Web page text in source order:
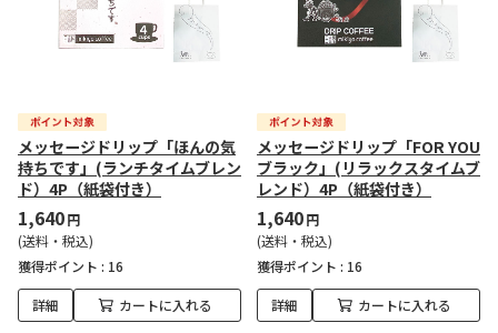
メッセージドリップ「ほんの気
持ちです」(ランチタイムブレン
ド）4P（紙袋付き）
1,640円
(送料・税込)
獲得ポイント : 16
詳細 カートに入れる
メッセージドリップ「FOR YOU
ブラック」(リラックスタイムブ
レンド）4P（紙袋付き）
1,640円
(送料・税込)
獲得ポイント : 16
詳細 カートに入れる